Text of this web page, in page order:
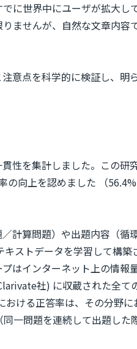
に世界中にユーザが拡大
ませんが、自然な文章内
点を科学的に検証し、明
を集計しました。この
向上を認めました （
計算問題）や出題内容（
ストデータを学習して構
はインターネット上の情
社) に収蔵された全て
ける正答率は、その分野
一問題を連続して出題し